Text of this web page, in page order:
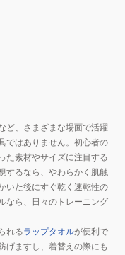
ど、さまざまな場面で活躍
ではありません。初心者の
た素材やサイズに注目する
するなら、やわらかく肌触
いた後にすぐ乾く速乾性の
なら、日々のトレーニング
れるラップタオルが便利で
げますし、着替えの際にも